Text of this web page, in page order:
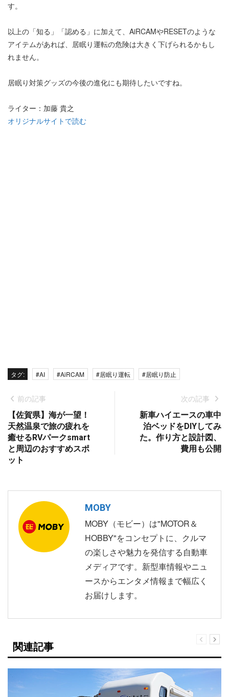
す。
以上の「知る」「認める」に加えて、AiRCAMやRESETのような
アイテムがあれば、居眠り運転の危険は大きく下げられるかもし
れません。
居眠り対策グッズの今後の進化にも期待したいですね。
ライター：加藤 貴之
オリジナルサイトで読む
タグ: #AI #AiRCAM #居眠り運転 #居眠り防止
前の記事
【佐賀県】海が一望！
天然温泉で旅の疲れを
癒せるRVパークsmart
と周辺のおすすめスポ
ット
次の記事
新車ハイエースの車中
泊ベッドをDIYしてみ
た。作り方と設計図、
費用も公開
MOBY
MOBY（モビー）は"MOTOR＆
HOBBY"をコンセプトに、クルマ
の楽しさや魅力を発信する自動車
メディアです。新型車情報やニュ
ースからエンタメ情報まで幅広く
お届けします。
関連記事